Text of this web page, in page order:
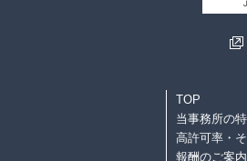
TOP
当事務所の
高許可率・
報酬のご案内